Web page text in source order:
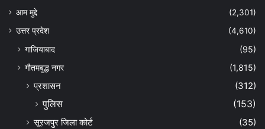
आम मुद्दे
(2,301)
उत्तर प्रदेश
(4,610)
गाजियाबाद
(95)
गौतमबुद्ध नगर
(1,815)
प्रशासन
(312)
पुलिस
(153)
सूरजपुर जिला कोर्ट
(35)